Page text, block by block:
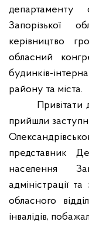
департаменту
Запорізької
керівництво
обласний
будинків-
району та міста.
Привітати
прийшли
представник
населення
адміністрації
обласного
інвалідів,